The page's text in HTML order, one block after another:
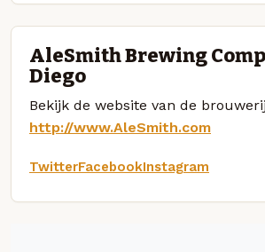
AleSmith Brewing
Diego
Bekijk de website van de
http://www.AleSmith.com
TwitterFacebookInstagram